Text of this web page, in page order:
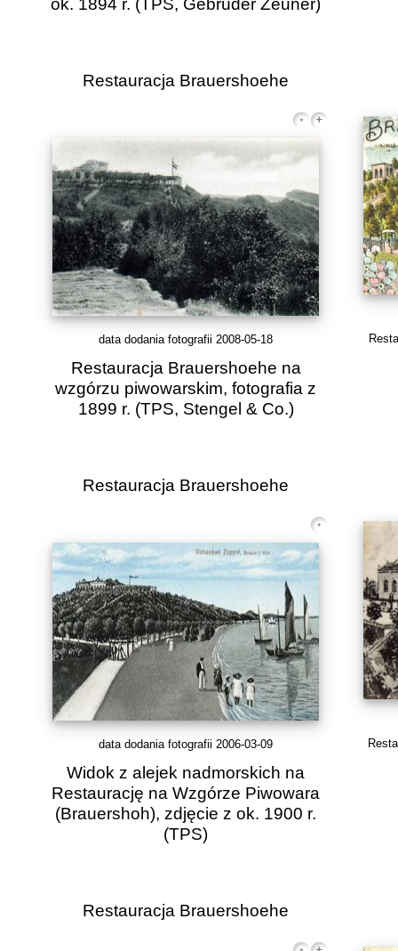
Restauracja Brauershoehe
data dodania fotografii 2008-05-18
Restauracja Brauershoehe na
wzgórzu piwowarskim, fotografia z
1899 r. (TPS, Stengel & Co.)
Restauracja Brauershoehe
data dodania fotografii 2006-03-09
Widok z alejek nadmorskich na
Restaurację na Wzgórze Piwowara
(Brauershoh), zdjęcie z ok. 1900 r.
(TPS)
Restauracja Brauershoehe